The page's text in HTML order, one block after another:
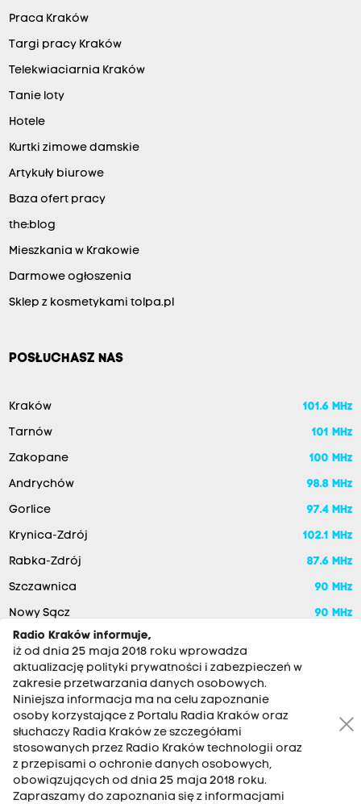
Praca Kraków
Targi pracy Kraków
Telekwiaciarnia Kraków
Tanie loty
Hotele
Kurtki zimowe damskie
Artykuły biurowe
Baza ofert pracy
the:blog
Mieszkania w Krakowie
Darmowe ogłoszenia
Sklep z kosmetykami tolpa.pl
POSŁUCHASZ NAS
Kraków 101.6 MHz
Tarnów 101 MHz
Zakopane 100 MHz
Andrychów 98.8 MHz
Gorlice 97.4 MHz
Krynica-Zdrój 102.1 MHz
Rabka-Zdrój 87.6 MHz
Szczawnica 90 MHz
Nowy Sącz 90 MHz
RADIO KRAKÓW SA. Aleja Juliusza Słowackiego 22, 30-007
Kraków
Antena: 12 200 33 33
Radio Kraków informuje,
iż od dnia 25 maja 2018 roku wprowadza
aktualizację polityki prywatności i zabezpieczeń w
zakresie przetwarzania danych osobowych.
Niniejsza informacja ma na celu zapoznanie
osoby korzystające z Portalu Radia Kraków oraz
słuchaczy Radia Kraków ze szczegółami
stosowanych przez Radio Kraków technologii oraz
z przepisami o ochronie danych osobowych,
obowiązujących od dnia 25 maja 2018 roku.
Zapraszamy do zapoznania się z informacjami